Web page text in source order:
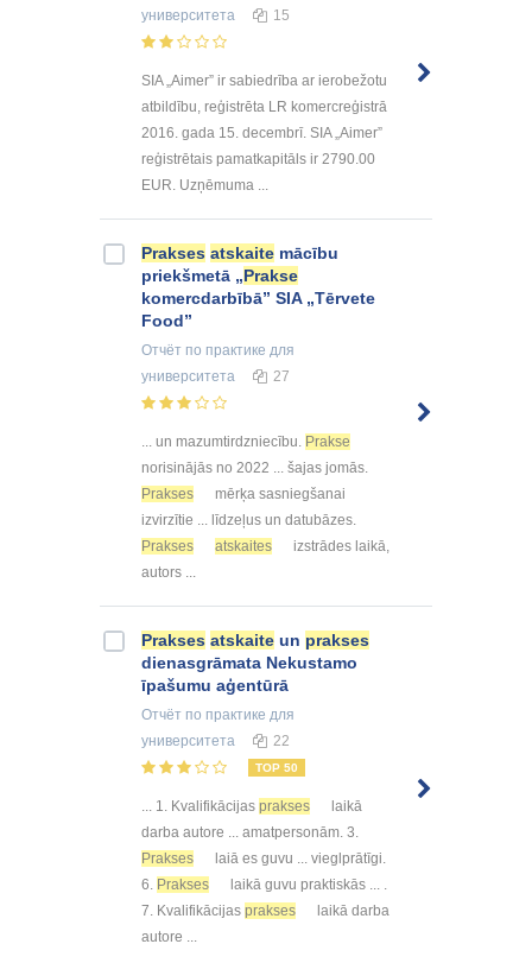
университета 15
SIA „Aimer” ir sabiedrība ar ierobežotu
atbildību, reģistrēta LR komercreģistrā
2016. gada 15. decembrī. SIA „Aimer”
reģistrētais pamatkapitāls ir 2790.00
EUR. Uzņēmuma ...
Prakses atskaite mācību
priekšmetā „Prakse
komercdarbībā” SIA „Tērvete
Food”
Отчёт по практике для
университета
27
... un mazumtirdzniecību. Prakse
norisinājās no 2022 ... šajas jomās.
Prakses
mērķa sasniegšanai
izvirzītie ... līdzeļus un datubāzes.
Prakses
atskaites
izstrādes laikā,
autors ...
Prakses atskaite un prakses
dienasgrāmata Nekustamo
īpašumu aģentūrā
Отчёт по практике для
университета
22
TOP 50
... 1. Kvalifikācijas prakses
laikā
darba autore ... amatpersonām. 3.
Prakses
laiā es guvu ... vieglprātīgi.
6. Prakses
laikā guvu praktiskās ... .
7. Kvalifikācijas prakses
laikā darba
autore ...